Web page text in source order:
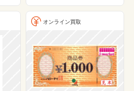
オンライン買取